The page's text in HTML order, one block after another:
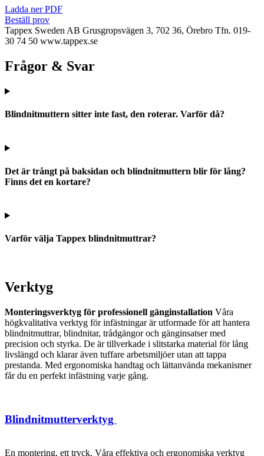
Ladda ner PDF
Beställ prov
Tappex Sweden AB Grusgropsvägen 3, 702 36, Örebro Tfn. 019-
30 74 50 www.tappex.se
Frågor & Svar
Blindnitmuttern sitter inte fast, den roterar. Varför då?
Det är trångt på baksidan och blindnitmuttern blir för lång?
Finns det en kortare?
Varför välja Tappex blindnitmuttrar?
Verktyg
Monteringsverktyg för professionell gänginstallation Våra
högkvalitativa verktyg för infästningar är utformade för att hantera
blindnitmuttrar, blindnitar, trådgängor och gänginsatser med
precision och styrka. De är tillverkade i slitstarka material för lång
livslängd och klarar även tuffare arbetsmiljöer utan att tappa
prestanda. Med ergonomiska handtag och lättanvända mekanismer
får du en perfekt infästning varje gång.
Blindnitmutterverktyg
En montering, ett tryck. Våra effektiva och ergonomiska verktyg